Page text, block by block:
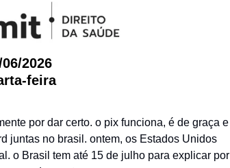
2026
feira
por dar certo. o pix funciona, é de graça e
juntas no brasil. ontem, os Estados Unidos
o Brasil tem até 15 de julho para explicar por